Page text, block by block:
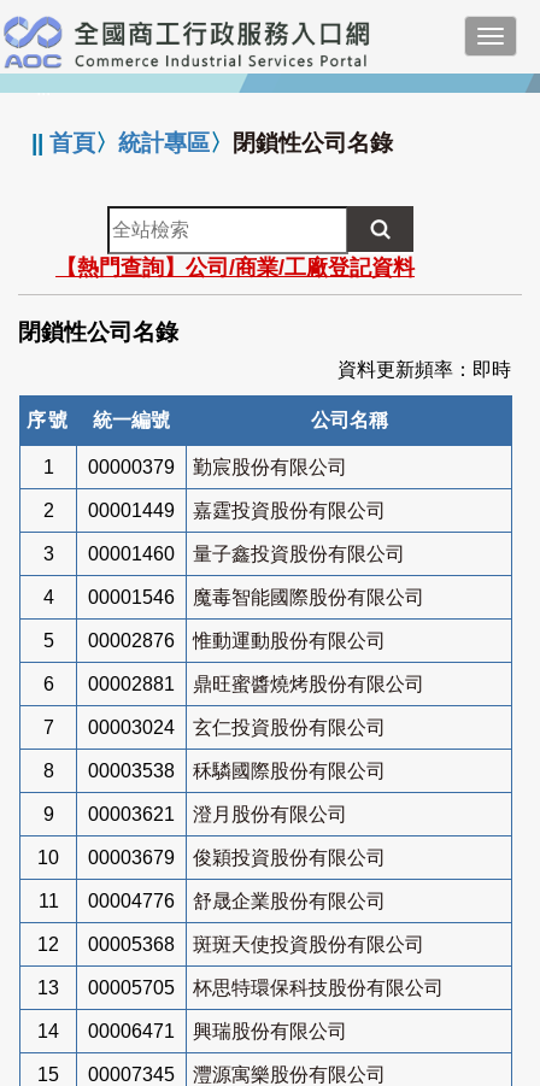
跳
到
主
要
:::
||首頁〉統計專區〉 閉鎖性公司名錄
全
站
檢
索
【熱門查詢】公司/商業/工廠登記資料
閉鎖性公司名錄
資料更新頻率：即時
序號 統一編號 公司名稱
1 00000379 勤宸股份有限公司
2 00001449 嘉霆投資股份有限公司
3 00001460 量子鑫投資股份有限公司
4 00001546 魔毒智能國際股份有限公司
5 00002876 惟動運動股份有限公司
6 00002881 鼎旺蜜醬燒烤股份有限公司
7 00003024 玄仁投資股份有限公司
8 00003538 秝驎國際股份有限公司
9 00003621 澄月股份有限公司
10 00003679 俊穎投資股份有限公司
11 00004776 舒晟企業股份有限公司
12 00005368 斑斑天使投資股份有限公司
13 00005705 杯思特環保科技股份有限公司
14 00006471 興瑞股份有限公司
15 00007345 灃源寓樂股份有限公司